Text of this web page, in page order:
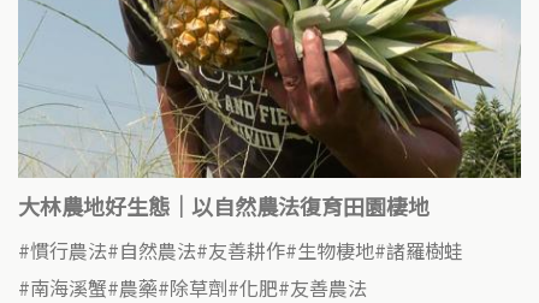
大林農地好生態｜以自然農法復育田園棲地
慣行農法 自然農法 友善耕作 生物棲地 諸羅樹蛙
南海溪蟹 農藥 除草劑 化肥 友善農法